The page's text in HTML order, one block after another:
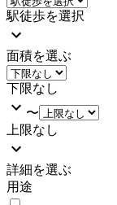
駅徒歩を選択
面積を選ぶ
下限なし
〜
上限なし
詳細を選ぶ
用途